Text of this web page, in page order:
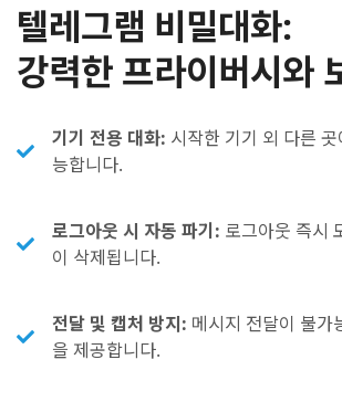
텔레그램 비밀대화:
강력한 프라이버시와
기기 전용 대화: 시작한 기기 외 다른
능합니다.
로그아웃 시 자동 파기: 로그아웃 즉시
이 삭제됩니다.
전달 및 캡처 방지: 메시지 전달이 불가
을 제공합니다.